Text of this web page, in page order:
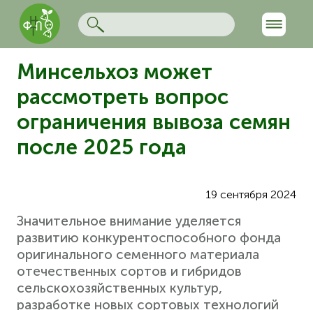
Минсельхоз может
рассмотреть вопрос
ограничения вывоза семян
после 2025 года
19 сентября 2024
Значительное внимание уделяется
развитию конкурентоспособного фонда
оригинального семенного материала
отечественных сортов и гибридов
сельскохозяйственных культур,
разработке новых сортовых технологий